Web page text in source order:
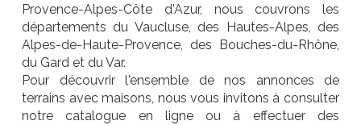
Provence-Alpes-Côte d'Azur, nous couvrons les
départements du Vaucluse, des Hautes-Alpes, des
Alpes-de-Haute-Provence, des Bouches-du-Rhône,
du Gard et du Var.
Pour découvrir l'ensemble de nos annonces de
terrains avec maisons, nous vous invitons à consulter
notre catalogue en ligne ou à effectuer des